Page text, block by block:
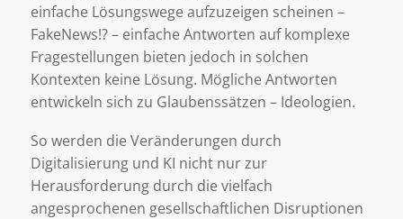
einfache Lösungswege aufzuzeigen scheinen –
FakeNews!? – einfache Antworten auf komplexe
Fragestellungen bieten jedoch in solchen
Kontexten keine Lösung. Mögliche Antworten
entwickeln sich zu Glaubenssätzen – Ideologien.
So werden die Veränderungen durch
Digitalisierung und KI nicht nur zur
Herausforderung durch die vielfach
angesprochenen gesellschaftlichen Disruptionen